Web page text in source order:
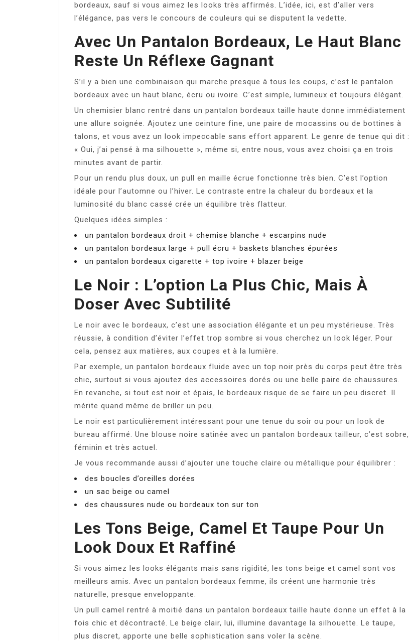
bordeaux, sauf si vous aimez les looks très affirmés. L’idée, ici, est d’aller vers
l’élégance, pas vers le concours de couleurs qui se disputent la vedette.
Avec Un Pantalon Bordeaux, Le Haut Blanc
Reste Un Réflexe Gagnant
S’il y a bien une combinaison qui marche presque à tous les coups, c’est le pantalon
bordeaux avec un haut blanc, écru ou ivoire. C’est simple, lumineux et toujours élégant.
Un chemisier blanc rentré dans un pantalon bordeaux taille haute donne immédiatement
une allure soignée. Ajoutez une ceinture fine, une paire de mocassins ou de bottines à
talons, et vous avez un look impeccable sans effort apparent. Le genre de tenue qui dit :
« Oui, j’ai pensé à ma silhouette », même si, entre nous, vous avez choisi ça en trois
minutes avant de partir.
Pour un rendu plus doux, un pull en maille écrue fonctionne très bien. C’est l’option
idéale pour l’automne ou l’hiver. Le contraste entre la chaleur du bordeaux et la
luminosité du blanc cassé crée un équilibre très flatteur.
Quelques idées simples :
un pantalon bordeaux droit + chemise blanche + escarpins nude
un pantalon bordeaux large + pull écru + baskets blanches épurées
un pantalon bordeaux cigarette + top ivoire + blazer beige
Le Noir : L’option La Plus Chic, Mais À
Doser Avec Subtilité
Le noir avec le bordeaux, c’est une association élégante et un peu mystérieuse. Très
réussie, à condition d’éviter l’effet trop sombre si vous cherchez un look léger. Pour
cela, pensez aux matières, aux coupes et à la lumière.
Par exemple, un pantalon bordeaux fluide avec un top noir près du corps peut être très
chic, surtout si vous ajoutez des accessoires dorés ou une belle paire de chaussures.
En revanche, si tout est noir et épais, le bordeaux risque de se faire un peu discret. Il
mérite quand même de briller un peu.
Le noir est particulièrement intéressant pour une tenue du soir ou pour un look de
bureau affirmé. Une blouse noire satinée avec un pantalon bordeaux tailleur, c’est sobre,
féminin et très actuel.
Je vous recommande aussi d’ajouter une touche claire ou métallique pour équilibrer :
des boucles d’oreilles dorées
un sac beige ou camel
des chaussures nude ou bordeaux ton sur ton
Les Tons Beige, Camel Et Taupe Pour Un
Look Doux Et Raffiné
Si vous aimez les looks élégants mais sans rigidité, les tons beige et camel sont vos
meilleurs amis. Avec un pantalon bordeaux femme, ils créent une harmonie très
naturelle, presque enveloppante.
Un pull camel rentré à moitié dans un pantalon bordeaux taille haute donne un effet à la
fois chic et décontracté. Le beige clair, lui, illumine davantage la silhouette. Le taupe,
plus discret, apporte une belle sophistication sans voler la scène.